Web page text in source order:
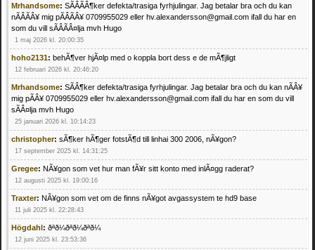
Mrhandsome: SÃÂÃÂ¶ker defekta/trasiga fyrhjulingar. Jag betalar bra och du kan
nÃÂÃÂ¥ mig pÃÂÃÂ¥ 0709955029 eller hv.alexandersson@gmail.com ifall du har en
som du vill sÃÂÃÂ¤lja mvh Hugo
1 maj 2026 kl. 20:00:35
hoho2131: behÃ¶ver hjÃ¤lp med o koppla bort dess e de mÃ¶jligt
12 februari 2026 kl. 20:46:20
Mrhandsome: SÃÂ¶ker defekta/trasiga fyrhjulingar. Jag betalar bra och du kan nÃÂ¥
mig pÃÂ¥ 0709955029 eller hv.alexandersson@gmail.com ifall du har en som du vill
sÃÂ¤lja mvh Hugo
25 januari 2026 kl. 10:14:23
christopher: sÃ¶ker hÃ¶ger fotstÃ¶d till linhai 300 2006, nÃ¥gon?
17 september 2025 kl. 14:31:25
Gregee: NÃ¥gon som vet hur man fÃ¥r sitt konto med inlÃ¤gg raderat?
12 augusti 2025 kl. 19:00:16
Traxter: NÃ¥gon som vet om de finns nÃ¥got avgassystem te hd9 base
11 juli 2025 kl. 22:28:43
Högdahl: ðªð¼ðªð¼ðªð¼
12 juni 2025 kl. 23:53:36